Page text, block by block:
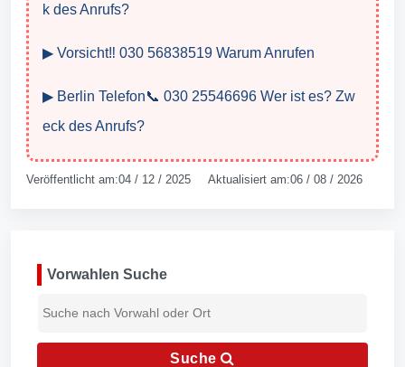
k des Anrufs?
▶ Vorsicht‼️ 030 56838519 Warum Anrufen
▶ Berlin Telefon📞 030 25546696 Wer ist es? Zw
eck des Anrufs?
Veröffentlicht am:04 / 12 / 2025 Aktualisiert am:06 / 08 / 2026
Vorwahlen Suche
Suche